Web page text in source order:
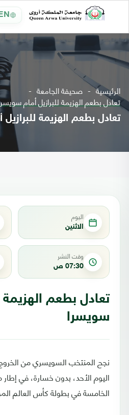
الرئيسية صحيفة الجامعة
تعادل بطعم الهزيمة للبرازيل أمام
تعادل بطعم الهزيمة
اليوم
الاثنين
وقت النشر
07:30 ص
تعادل بطعم الهزيمة
سويسرا
نجح المنتخب السويسري من الخروج
اليوم الأحد، بدون خسارة، في
الخامسة في بطولة كأس العالم